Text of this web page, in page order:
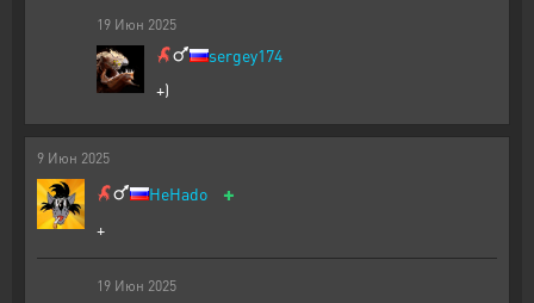
19 Июн 2025
sergey174
+)
9 Июн 2025
HeHado +
+
19 Июн 2025